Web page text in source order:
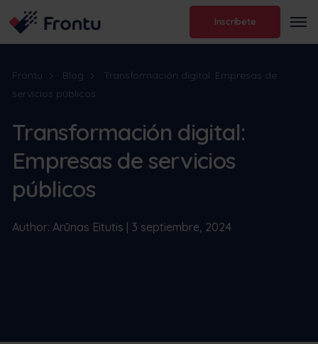
Inscríbete
Frontu Blog
Transformación digital: Empresas de
servicios públicos
Transformación digital:
Empresas de servicios
públicos
Author: Arūnas Eitutis | 3 septiembre, 2024